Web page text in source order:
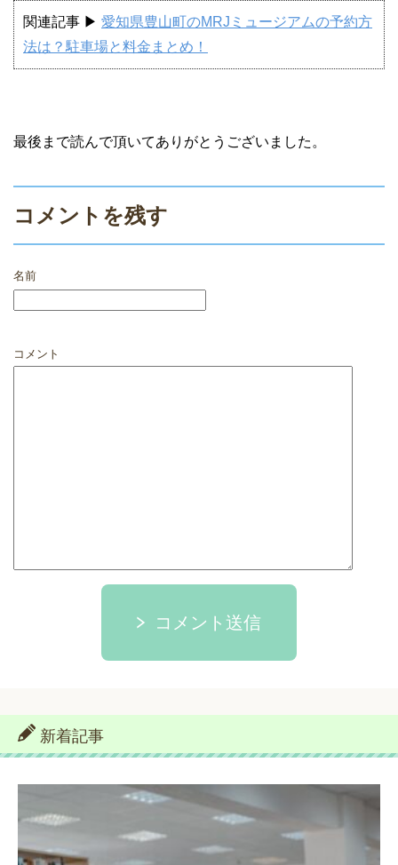
関連記事 ▶ 愛知県豊山町のMRJミュージアムの予約方
法は？駐車場と料金まとめ！
最後まで読んで頂いてありがとうございました。
コメントを残す
名前
コメント
コメント送信
新着記事